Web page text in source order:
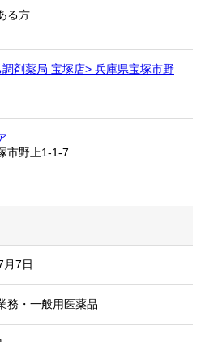
る方
剤薬局 宝塚店> 兵庫県宝塚市野
市野上1-1-7
月7日
務・一般用医薬品